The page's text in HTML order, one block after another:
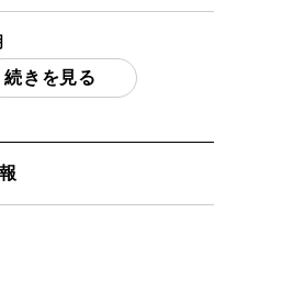
ルマントレックマミー L-5
続きを見る